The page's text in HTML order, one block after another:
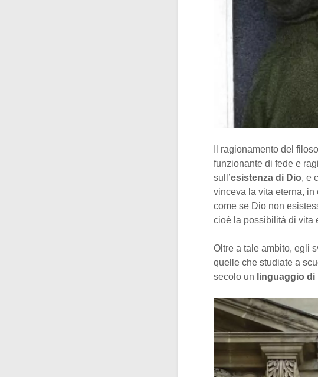
Il ragionamento del
funzionante di fede e
sull’esistenza di Dio, e
vinceva la vita eterna,
come se Dio non
cioè la possibilità di vita
Oltre a tale ambito, egli
quelle che studiate a
secolo un linguaggio